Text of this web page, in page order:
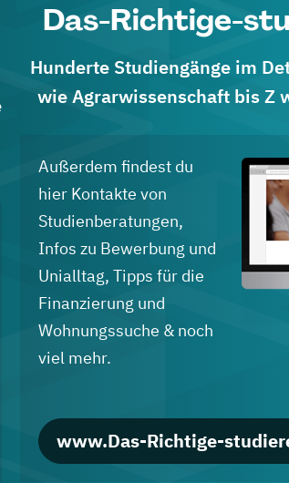
Das-Richtige-
Hunderte Studiengänge im
wie Agrarwissenschaft bis Z
Außerdem findest du
hier Kontakte von
Studienberatungen,
Infos zu Bewerbung und
Unialltag, Tipps für die
Finanzierung und
Wohnungssuche & noch
viel mehr.
www.Das-Richtige-